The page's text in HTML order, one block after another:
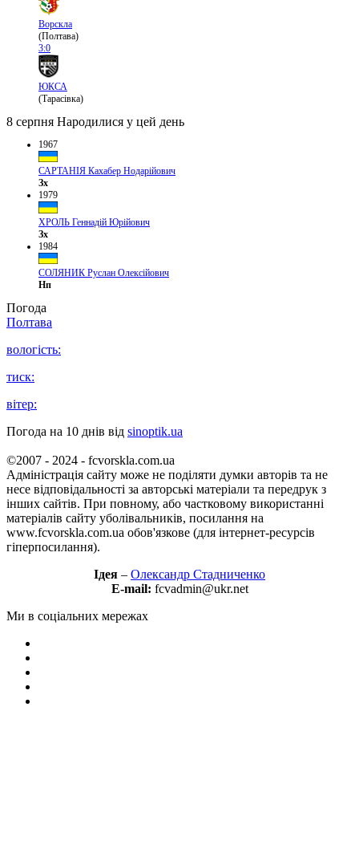
Ворскла
(Полтава)
3:0
ЮКСА
(Тарасівка)
8 серпня Народилися у цей день
1967
САРТАНІЯ Кахабер Нодарійович
Зх
1979
ХРОЛЬ Геннадій Юрійович
Зх
1984
СОЛЯНИК Руслан Олексійович
Нп
Погода
Полтава
вологість:
тиск:
вітер:
Погода на 10 днів від sinoptik.ua
©2007 - 2024 - fcvorskla.com.ua
Адміністрація сайту може не поділяти думки авторів та не
несе відповідальності за авторські матеріали та передрук з
інших сайтів. При повному, або частковому використанні
матеріалів сайту уболівальників, посилання на
www.fcvorskla.com.ua обов'язкове (для інтернет-ресурсів
гіперпосилання).
Ідея – Олександр Стадниченко
E-mail: fcvadmin@ukr.net
Ми в соціальних мережах